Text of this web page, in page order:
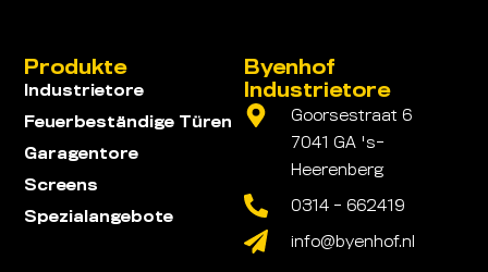
Byenhof
Industrietore
Goorsestraat 6
7041 GA 's-
Heerenberg
0314 - 662419
info@byenhof.nl
Produkte
Industrietore
Feuerbeständige Türen
Garagentore
Screens
Spezialangebote